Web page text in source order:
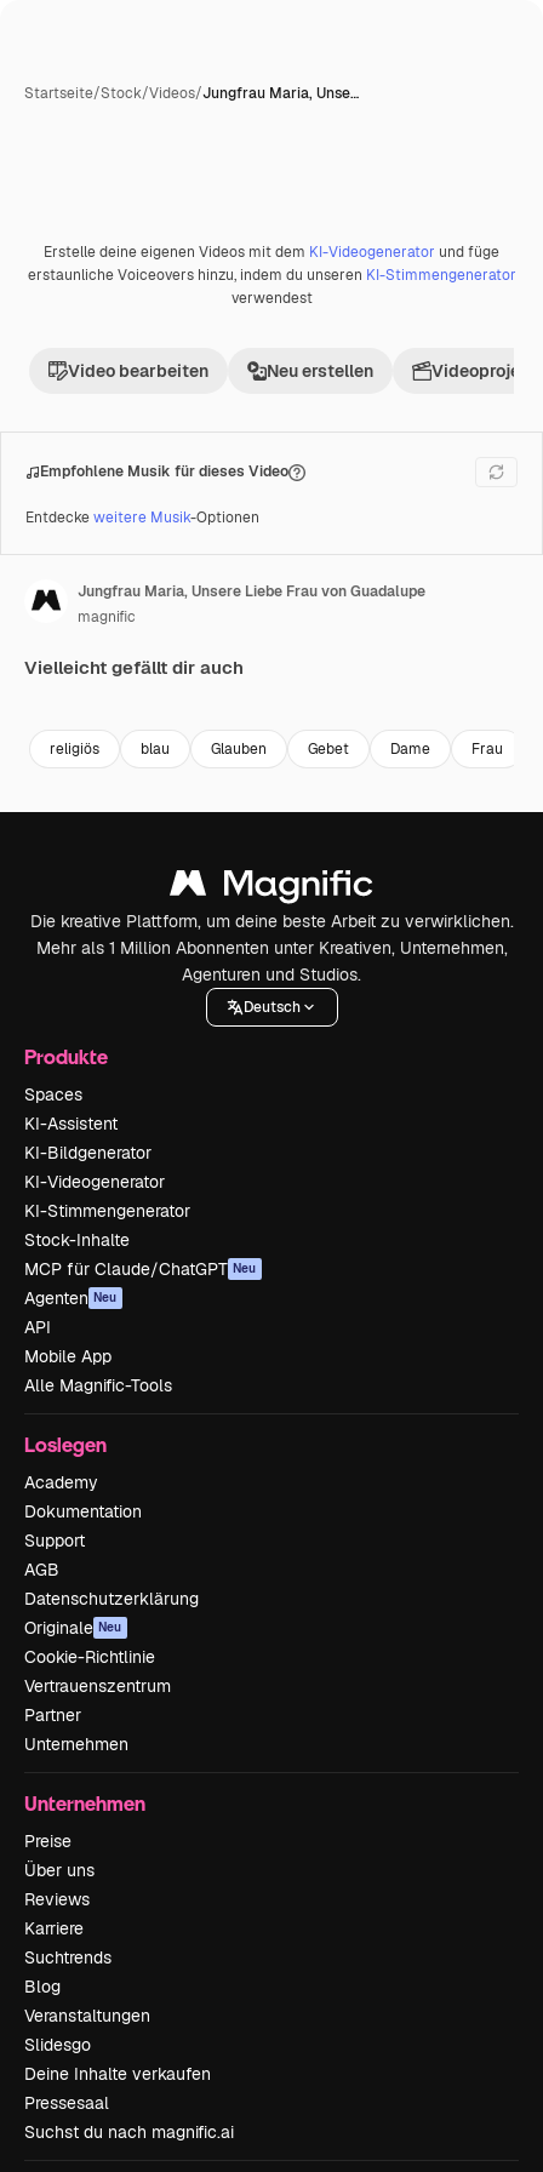
Startseite/Stock/Videos/Jungfrau Maria, Unse…
Erstelle deine eigenen Videos mit dem KI-Videogenerator und füge
erstaunliche Voiceovers hinzu, indem du unseren KI-Stimmengenerator
verwendest
Video bearbeiten Neu erstellen Videoprojekt
Empfohlene Musik für dieses Video
Entdeckeweitere Musik-Optionen
Jungfrau Maria, Unsere Liebe Frau von Guadalupe
magnific
Vielleicht gefällt dir auch
religiös blau Glauben Gebet Dame Frau
Die kreative Plattform, um deine beste Arbeit zu verwirklichen.
Mehr als 1 Million Abonnenten unter Kreativen, Unternehmen,
Agenturen und Studios.
Deutsch
Produkte
Spaces
KI-Assistent
KI-Bildgenerator
KI-Videogenerator
KI-Stimmengenerator
Stock-Inhalte
MCP für Claude/ChatGPT Neu
Agenten Neu
API
Mobile App
Alle Magnific-Tools
Loslegen
Academy
Dokumentation
Support
AGB
Datenschutzerklärung
Originale Neu
Cookie-Richtlinie
Vertrauenszentrum
Partner
Unternehmen
Unternehmen
Preise
Über uns
Reviews
Karriere
Suchtrends
Blog
Veranstaltungen
Slidesgo
Deine Inhalte verkaufen
Pressesaal
Suchst du nach magnific.ai